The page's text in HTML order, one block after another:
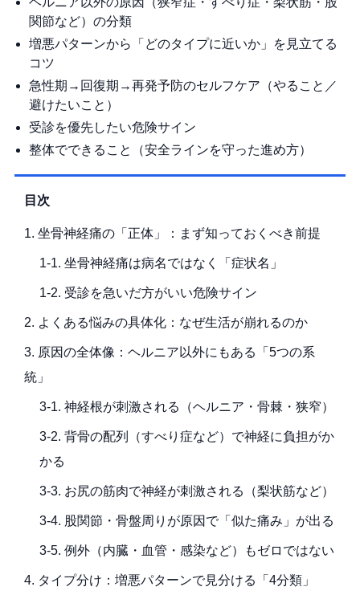
関節など）の分類
増悪パターンから「どのタイプに近いか」を見立てる
コツ
急性期→回復期→再発予防のセルフケア（やること／
避けたいこと）
受診を優先したい危険サイン
整体でできること（安全ラインを守った進め方）
目次
1. 坐骨神経痛の「正体」：まず知っておくべき前提
1-1. 坐骨神経痛は病名ではなく「症状名」
1-2. 受診を急いだ方がいい危険サイン
2. よくある悩みの具体化：なぜ生活が崩れるのか
3. 原因の全体像：ヘルニア以外にもある「5つの系
統」
3-1. 神経根が刺激される（ヘルニア・骨棘・狭窄）
3-2. 背骨の配列（すべり症など）で神経に負担がか
かる
3-3. お尻の筋肉で神経が刺激される（梨状筋など）
3-4. 股関節・骨盤周りが原因で「似た痛み」が出る
3-5. 例外（内臓・血管・感染など）もゼロではない
4. タイプ分け：増悪パターンで見分ける「4分類」